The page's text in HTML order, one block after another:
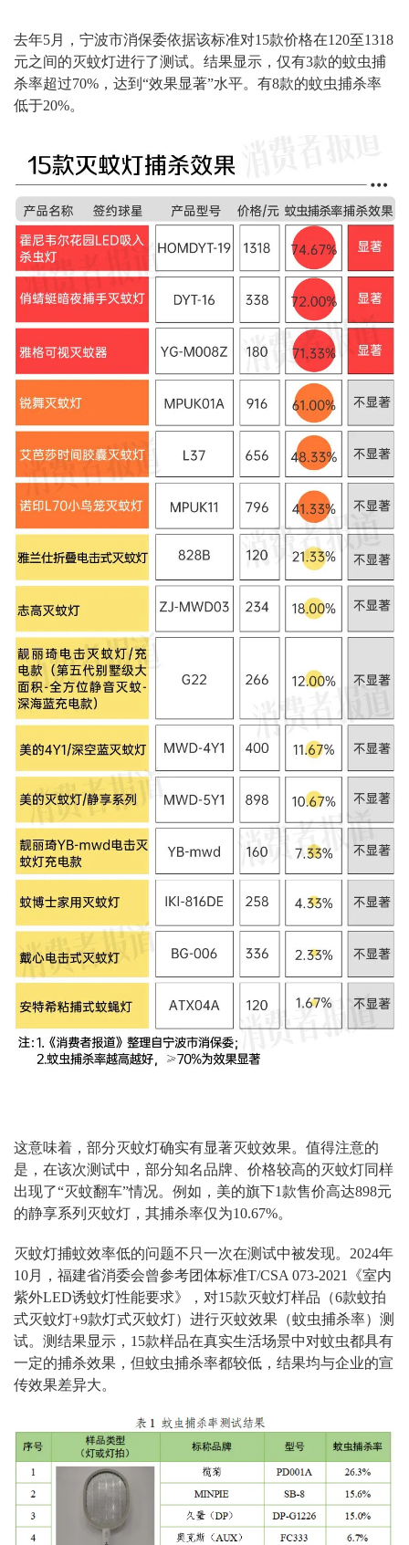
去年5月，宁波市消保委依据该标准对15款价格在120至1318
元之间的灭蚊灯进行了测试。结果显示，仅有3款的蚊虫捕
杀率超过70%，达到“效果显著”水平。有8款的蚊虫捕杀率
低于20%。
这意味着，部分灭蚊灯确实有显著灭蚊效果。值得注意的
是，在该次测试中，部分知名品牌、价格较高的灭蚊灯同样
出现了“灭蚊翻车”情况。例如，美的旗下1款售价高达898元
的静享系列灭蚊灯，其捕杀率仅为10.67%。
灭蚊灯捕蚊效率低的问题不只一次在测试中被发现。2024年
10月，福建省消委会曾参考团体标准T/CSA 073-2021《室内
紫外LED诱蚊灯性能要求》，对15款灭蚊灯样品（6款蚊拍
式灭蚊灯+9款灯式灭蚊灯）进行灭蚊效果（蚊虫捕杀率）测
试。测结果显示，15款样品在真实生活场景中对蚊虫都具有
一定的捕杀效果，但蚊虫捕杀率都较低，结果均与企业的宣
传效果差异大。